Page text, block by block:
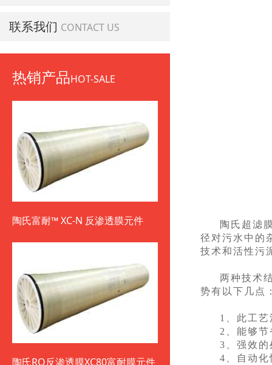
联系我们 CONTACT US
热销产品HOT-SALE
陶氏富耐™ XC-N 反渗透膜元件
陶氏RO反渗透膜XC80富耐膜元件
陶氏超滤
径对污水中的
技术和活性污
两种技术
势有以下几点
1、此工
2、能够
3、强效
4、自动